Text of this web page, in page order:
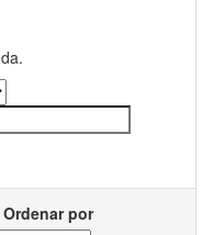
Ordenar por